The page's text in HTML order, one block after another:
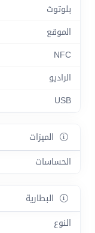
بلوتوث
الموقع
NFC
الراديو
USB
الميزات
الحساسات
البطارية
النوع